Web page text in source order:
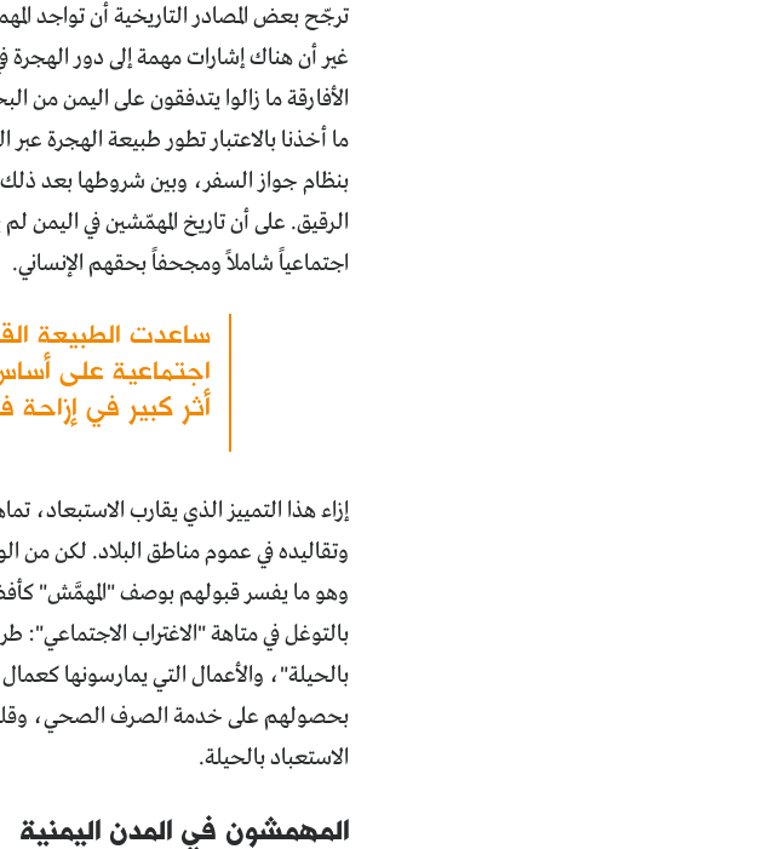
ترجّح بعض المصادر التاريخية أن تواجد
غير أن هناك إشارات مهمة إلى دور الهجرة
الأفارقة ما زالوا يتدفقون على اليمن من
ما أخذنا بالاعتبار تطور طبيعة الهجرة
بنظام جواز السفر، وبين شروطها بعد
الرقيق. على أن تاريخ المهمّشين في
اجتماعياً شاملاً ومجحفاً بحقهم الإنساني.
ساعدت الطبيعة
اجتماعية على
أثر كبير في
إزاء هذا التمييز الذي يقارب الاستبعاد،
وتقاليده في عموم مناطق البلاد. لكن من
وهو ما يفسر قبولهم بوصف "المهمَّش"
بالتوغل في متاهة "الاغتراب
بالحيلة"، والأعمال التي يمارسونها
بحصولهم على خدمة الصرف الصحي، وقلة
الاستعباد بالحيلة.
المهمشون في المدن اليمنية